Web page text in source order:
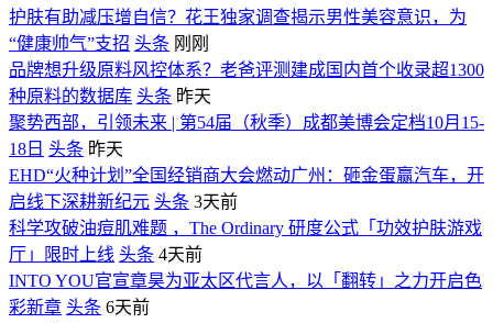
护肤有助减压增自信？花王独家调查揭示男性美容意识，为
“健康帅气”支招 头条 刚刚
品牌想升级原料风控体系？老爸评测建成国内首个收录超1300
种原料的数据库 头条 昨天
聚势西部，引领未来 | 第54届（秋季）成都美博会定档10月15-
18日 头条 昨天
EHD“火种计划”全国经销商大会燃动广州：砸金蛋赢汽车，开
启线下深耕新纪元 头条 3天前
科学攻破油痘肌难题 ，The Ordinary 研度公式「功效护肤游戏
厅」限时上线 头条 4天前
INTO YOU官宣章昊为亚太区代言人，以「翻转」之力开启色
彩新章 头条 6天前